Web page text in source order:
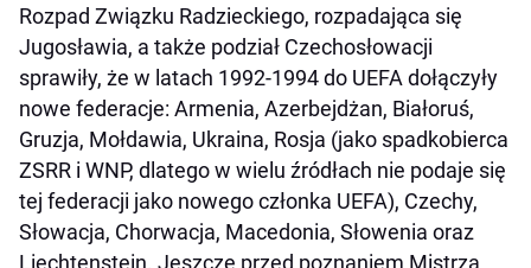
Rozpad Związku Radzieckiego, rozpadająca się
Jugosławia, a także podział Czechosłowacji
sprawiły, że w latach 1992-1994 do UEFA dołączyły
nowe federacje: Armenia, Azerbejdżan, Białoruś,
Gruzja, Mołdawia, Ukraina, Rosja (jako spadkobierca
ZSRR i WNP, dlatego w wielu źródłach nie podaje się
tej federacji jako nowego członka UEFA), Czechy,
Słowacja, Chorwacja, Macedonia, Słowenia oraz
Liechtenstein. Jeszcze przed poznaniem Mistrza